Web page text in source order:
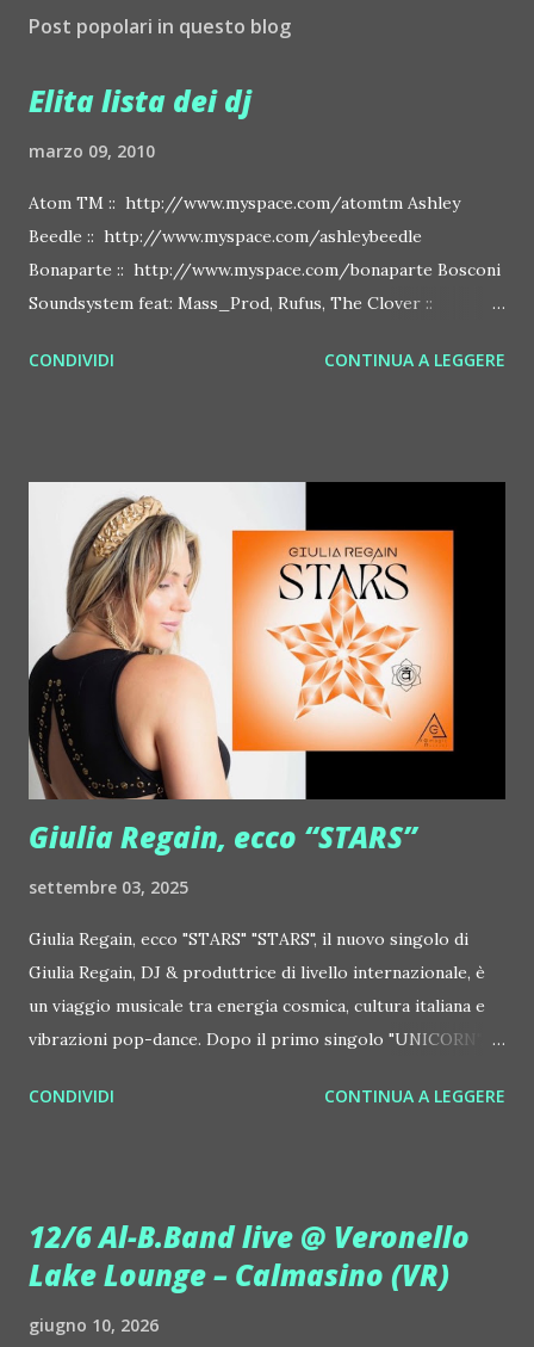
Post popolari in questo blog
Elita lista dei dj
marzo 09, 2010
Atom TM :: http://www.myspace.com/atomtm Ashley
Beedle :: http://www.myspace.com/ashleybeedle
Bonaparte :: http://www.myspace.com/bonaparte Bosconi
Soundsystem feat: Mass_Prod, Rufus, The Clover ::
http://www.myspace.com/benderbyetone Chapelier Fou ::
Deian :: http://www.myspace.com/deiansong Dixon ::
http://www.myspace.com/justdixon Frivolous ::
http://www.myspace.com/frivolouslive Frost ::
http://www.myspace.com/frostnorway Gonzales ::
http://www.myspace.com/gonzpiration Italian Laptop
Orchestra feat. Alessio Bertallot Jimmy Edgar ::
http://www.myspace.com/colorstrip Jon Hopkins ::
http://www.myspace.com/jonhopkins Le Luci della
Centrale Elettrica Loco Dice ::
http://www.myspace.com/locod...
CONDIVIDI CONTINUA A LEGGERE
Giulia Regain, ecco “STARS”
settembre 03, 2025
Giulia Regain, ecco "STARS" "STARS", il nuovo singolo di
Giulia Regain, DJ & produttrice di livello internazionale, è
un viaggio musicale tra energia cosmica, cultura italiana e
vibrazioni pop-dance. Dopo il primo singolo "UNICORN",
seconda release intitolata "STARS", interpretata dalla voce
tra Giulia Regain e Dhany, già insieme in precedenti
produzioni come "My Memories" (Universal) e "We Are
connessione universale: un invito a riscoprire la nostra
CONDIVIDI CONTINUA A LEGGERE
12/6 Al-B.Band live @ Veronello
Lake Lounge – Calmasino (VR)
giugno 10, 2026